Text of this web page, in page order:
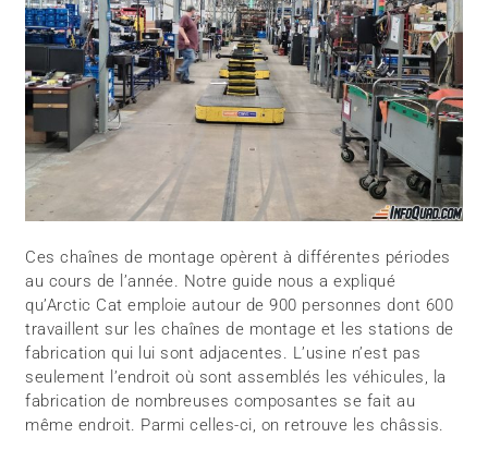
Ces chaînes de montage opèrent à différentes périodes
au cours de l’année. Notre guide nous a expliqué
qu’Arctic Cat emploie autour de 900 personnes dont 600
travaillent sur les chaînes de montage et les stations de
fabrication qui lui sont adjacentes. L’usine n’est pas
seulement l’endroit où sont assemblés les véhicules, la
fabrication de nombreuses composantes se fait au
même endroit. Parmi celles-ci, on retrouve les châssis.